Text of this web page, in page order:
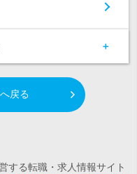
戻る
する転職・求人情報サイト